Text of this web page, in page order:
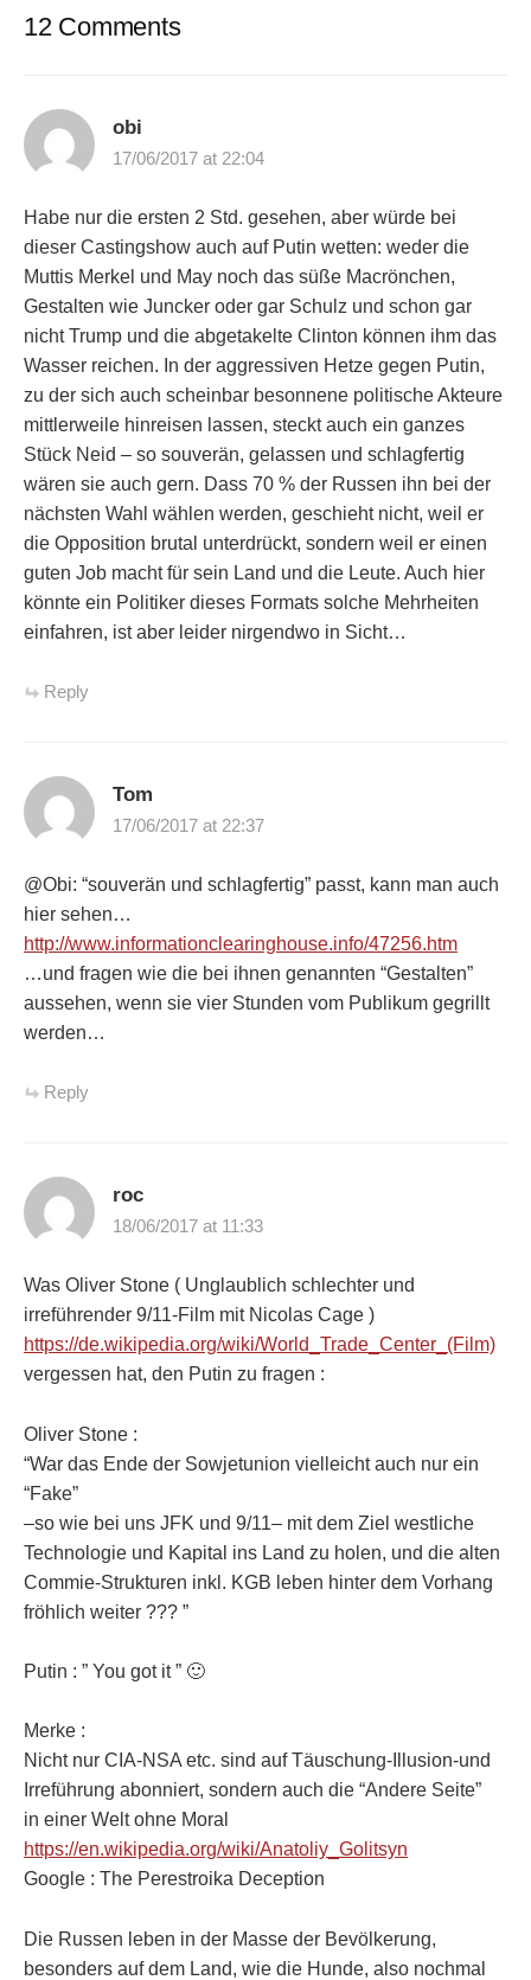
12 Comments
obi
17/06/2017 at 22:04
Habe nur die ersten 2 Std. gesehen, aber würde bei
dieser Castingshow auch auf Putin wetten: weder die
Muttis Merkel und May noch das süße Macrönchen,
Gestalten wie Juncker oder gar Schulz und schon gar
nicht Trump und die abgetakelte Clinton können ihm das
Wasser reichen. In der aggressiven Hetze gegen Putin,
zu der sich auch scheinbar besonnene politische Akteure
mittlerweile hinreisen lassen, steckt auch ein ganzes
Stück Neid – so souverän, gelassen und schlagfertig
wären sie auch gern. Dass 70 % der Russen ihn bei der
nächsten Wahl wählen werden, geschieht nicht, weil er
die Opposition brutal unterdrückt, sondern weil er einen
guten Job macht für sein Land und die Leute. Auch hier
könnte ein Politiker dieses Formats solche Mehrheiten
einfahren, ist aber leider nirgendwo in Sicht…
Reply
Tom
17/06/2017 at 22:37
@Obi: “souverän und schlagfertig” passt, kann man auch
hier sehen…
http://www.informationclearinghouse.info/47256.htm
…und fragen wie die bei ihnen genannten “Gestalten”
aussehen, wenn sie vier Stunden vom Publikum gegrillt
werden…
Reply
roc
18/06/2017 at 11:33
Was Oliver Stone ( Unglaublich schlechter und
irreführender 9/11-Film mit Nicolas Cage )
https://de.wikipedia.org/wiki/World_Trade_Center_(Film)
vergessen hat, den Putin zu fragen :
Oliver Stone :
“War das Ende der Sowjetunion vielleicht auch nur ein
“Fake”
–so wie bei uns JFK und 9/11– mit dem Ziel westliche
Technologie und Kapital ins Land zu holen, und die alten
Commie-Strukturen inkl. KGB leben hinter dem Vorhang
fröhlich weiter ??? ”
Putin : ” You got it ” 🙂
Merke :
Nicht nur CIA-NSA etc. sind auf Täuschung-Illusion-und
Irreführung abonniert, sondern auch die “Andere Seite”
in einer Welt ohne Moral
https://en.wikipedia.org/wiki/Anatoliy_Golitsyn
Google : The Perestroika Deception
Die Russen leben in der Masse der Bevölkerung,
besonders auf dem Land, wie die Hunde, also nochmal